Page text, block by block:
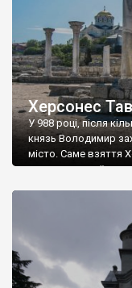
Херсонес
У 988 році, після
князь Володимир
місто. Саме взяття
диктувати свої
Херсонесі
А потім було